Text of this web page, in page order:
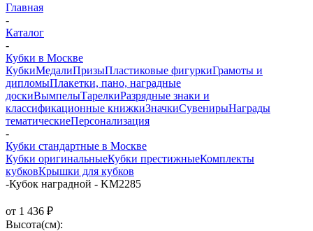
Главная
-
Каталог
-
Кубки в Москве
КубкиМедалиПризыПластиковые фигуркиГрамоты и
дипломыПлакетки, пано, наградные
доскиВымпелыТарелкиРазрядные знаки и
классификационные книжкиЗначкиСувенирыНаграды
тематическиеПерсонализация
-
Кубки стандартные в Москве
Кубки оригинальныеКубки престижныеКомплекты
кубковКрышки для кубков
-Кубок наградной - KM2285
от 1 436 ₽
Высота(см):